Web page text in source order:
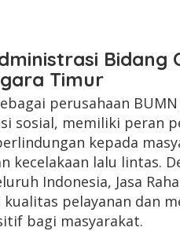
Bidang
Timur
perusahaan
sosial, memiliki peran
kepada
kecelakaan lalu lintas.
Indonesia, Jasa
pelayanan dan
bagi masyarakat.